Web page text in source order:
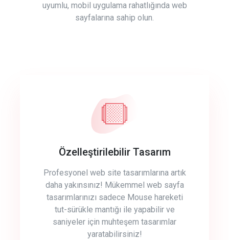
uyumlu, mobil uygulama rahatlığında web
sayfalarına sahip olun.
Özelleştirilebilir Tasarım
Profesyonel web site tasarımlarına artık
daha yakınsınız! Mükemmel web sayfa
tasarımlarınızı sadece Mouse hareketi
tut-sürükle mantığı ile yapabilir ve
saniyeler için muhteşem tasarımlar
yaratabilirsiniz!